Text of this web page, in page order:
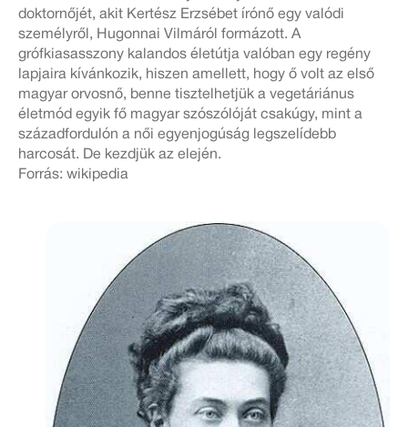
doktornőjét, akit Kertész Erzsébet írónő egy valódi
személyről, Hugonnai Vilmáról formázott. A
grófkiasasszony kalandos életútja valóban egy regény
lapjaira kívánkozik, hiszen amellett, hogy ő volt az első
magyar orvosnő, benne tisztelhetjük a vegetáriánus
életmód egyik fő magyar szószólóját csakúgy, mint a
századfordulón a női egyenjogúság legszelídebb
harcosát. De kezdjük az elején.
Forrás: wikipedia